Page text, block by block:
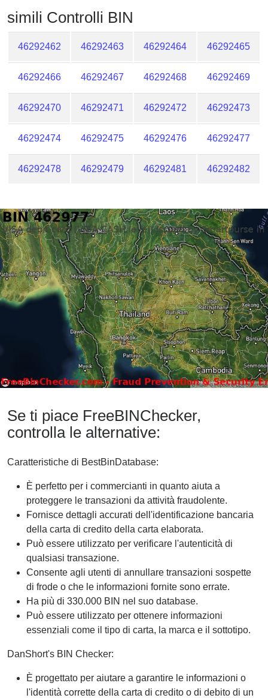
simili Controlli BIN
46292462 46292463 46292464 46292465
46292466 46292467 46292468 46292469
46292470 46292471 46292472 46292473
46292474 46292475 46292476 46292477
46292478 46292479 46292481 46292482
Se ti piace FreeBINChecker,
controlla le alternative:
Caratteristiche di BestBinDatabase:
È perfetto per i commercianti in quanto aiuta a
proteggere le transazioni da attività fraudolente.
Fornisce dettagli accurati dell'identificazione bancaria
della carta di credito della carta elaborata.
Può essere utilizzato per verificare l'autenticità di
qualsiasi transazione.
Consente agli utenti di annullare transazioni sospette
di frode o che le informazioni fornite sono errate.
Ha più di 330.000 BIN nel suo database.
Può essere utilizzato per ottenere informazioni
essenziali come il tipo di carta, la marca e il sottotipo.
DanShort's BIN Checker:
È progettato per aiutare a garantire le informazioni o
l'identità corrette della carta di credito o di debito di un